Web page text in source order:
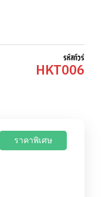
รหัสทัวร์
HKT006
ราคาพิเศษ